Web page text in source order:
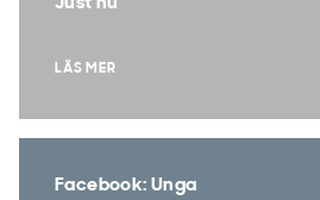
LÄS MER
Facebook: Unga